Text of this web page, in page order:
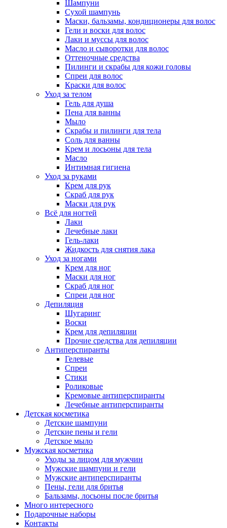
Шампуни
Сухой шампунь
Маски, бальзамы, кондиционеры для волос
Гели и воски для волос
Лаки и муссы для волос
Масло и сыворотки для волос
Оттеночные средства
Пилинги и скрабы для кожи головы
Спреи для волос
Краски для волос
Уход за телом
Гель для душа
Пена для ванны
Мыло
Скрабы и пилинги для тела
Соль для ванны
Крем и лосьоны для тела
Масло
Интимная гигиена
Уход за руками
Крем для рук
Скраб для рук
Маски для рук
Всё для ногтей
Лаки
Лечебные лаки
Гель-лаки
Жидкость для снятия лака
Уход за ногами
Крем для ног
Маски для ног
Скраб для ног
Спреи для ног
Депиляция
Шугаринг
Воски
Крем для депиляции
Прочие средства для депиляции
Антиперспиранты
Гелевые
Спреи
Стики
Роликовые
Кремовые антиперспиранты
Лечебные антиперспиранты
Детская косметика
Детские шампуни
Детские пены и гели
Детское мыло
Мужская косметика
Уходы за лицом для мужчин
Мужские шампуни и гели
Мужские антиперспиранты
Пены, гели для бритья
Бальзамы, лосьоны после бритья
Много интересного
Подарочные наборы
Контакты